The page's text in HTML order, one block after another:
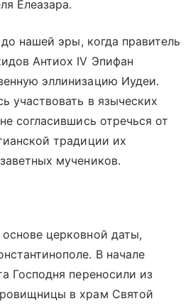
Елеазара.
нашей эры, когда правитель
Антиох IV Эпифан
эллинизацию Иудеи.
участвовать в языческих
согласившись отречься от
традиции их
мучеников.
церковной даты,
В начале
Господня переносили из
в храм Святой